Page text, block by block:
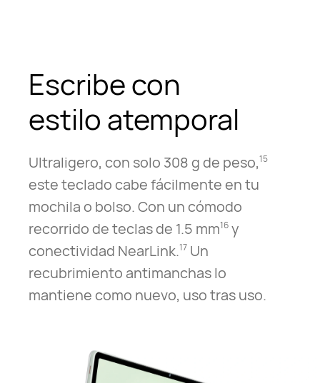
Escribe con
estilo atemporal
Ultraligero, con solo 308 g de peso,15
este teclado cabe fácilmente en tu
mochila o bolso. Con un cómodo
recorrido de teclas de 1.5 mm16y
conectividad NearLink.17Un
recubrimiento antimanchas lo
mantiene como nuevo, uso tras uso.